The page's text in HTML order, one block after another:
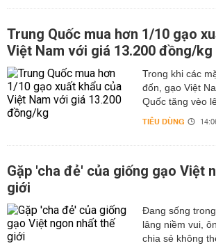
Trung Quốc mua hơn 1/10 gạo
Việt Nam với giá 13.200 đồng/kg
Trong khi các
đốn, gạo Việt
Quốc tăng vèo
TIÊU DÙNG
Gặp 'cha đẻ' của giống gạo Việt
giới
Đang sống
lâng niềm vui,
chia sẻ không